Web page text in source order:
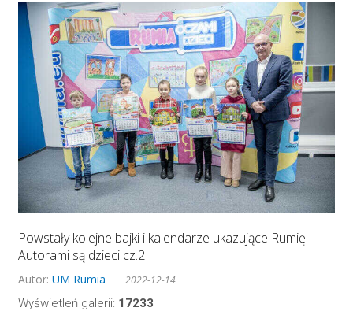
Powstały kolejne bajki i kalendarze ukazujące Rumię.
Autorami są dzieci cz.2
Autor: UM Rumia 2022-12-14
Wyświetleń galerii: 17233